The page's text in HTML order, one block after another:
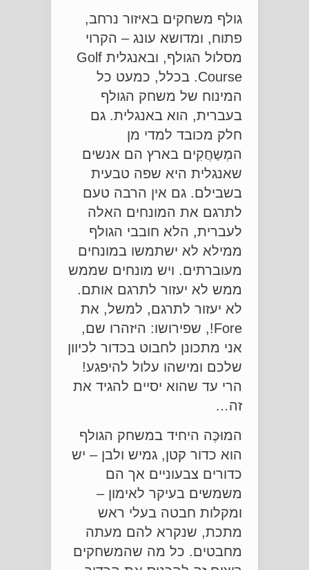
גולף משחקים באיזור נרחב,
פתוח, ומדושא עונג – הקרוי
מסלול הגולף, ובאנגלית Golf
Course. בכלל, כמעט כל
המינוח של משחק הגולף
בעברית, הוא באנגלית. גם
חלק מכובד למדי מן
המְשַחֲקִים בארץ הם אנשים
שאנגלית היא שפה טבעית
בשבילם. גם אין הרבה טעם
לתרגם את המונחים האלה
לעברית, הלא חובבי הגולף
ממילא לא ישתמשו במונחים
מעוברתים. ויש מונחים שממש
ממש לא יעזור לתרגם אותם.
לא יעזור לתרגם, למשל, את
Fore!, שפירושו: היזהרו שם,
אני מתכונן לחבוט בכדור לכיוון
שלכם ומישהו עלול להיפגע!
הרי עד שהוא יסיים להגיד את
זה…
המוּכֶּה היחיד במשחק הגולף
הוא כדור קטן, גמיש ולבן – יש
כדורים צבעוניים אך הם
משמשים בעיקר לאימון –
ומקלות חבטה בעלי ראש
מתכת, שנקרא להם מעתה
מחבטים. כל מה שהמשחקים